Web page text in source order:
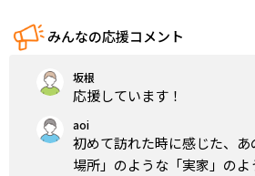
みんなの応援コメント
坂根
応援しています！
aoi
初めて訪れた時に感じた、あ
場所」のような「実家」の